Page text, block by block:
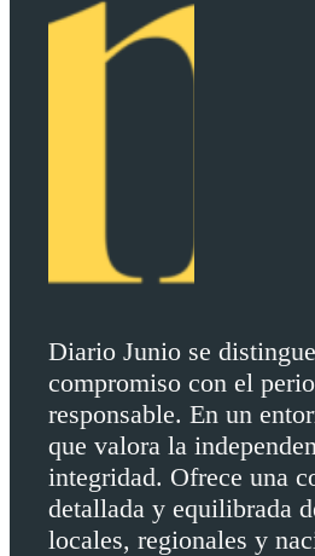
Diario Junio se
compromiso con el
responsable. En un
que valora la
integridad. Ofrece una
detallada y equilibrada
locales, regionales y